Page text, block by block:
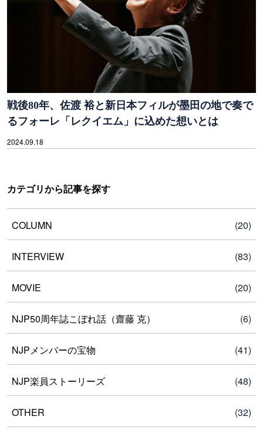
戦後80年、佐渡 裕と新日本フィルが墨田の地で奏で
るフォーレ「レクイエム」に込めた想いとは
2024.09.18
カテゴリから記事を探す
COLUMN (20)
INTERVIEW (83)
MOVIE (20)
NJP50周年誌こぼれ話（齋藤 克） (6)
NJPメンバーの宝物 (41)
NJP楽員ストーリーズ (48)
OTHER (32)